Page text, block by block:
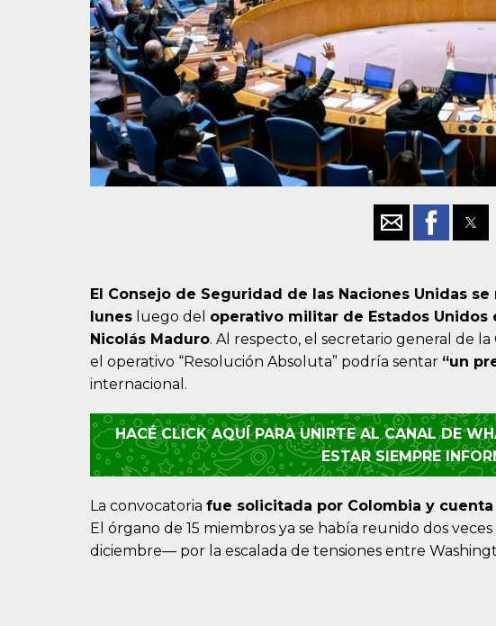
El Consejo de Seguridad de las Naciones Unidas
lunes luego del operativo militar de Estados Unidos
Nicolás Maduro. Al respecto, el secretario general de
el operativo “Resolución Absoluta” podría sentar “un
internacional.
HACÉ CLICK AQUÍ PARA UNIRTE AL CANAL DE
ESTAR SIEMPRE
La convocatoria fue solicitada por Colombia y
El órgano de 15 miembros ya se había reunido dos
diciembre— por la escalada de tensiones entre